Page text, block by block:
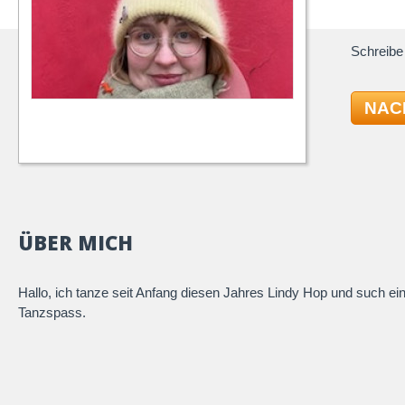
ÜBER MICH
Hallo, ich tanze seit Anfang diesen Jahres Lindy Hop und such
Tanzspass.